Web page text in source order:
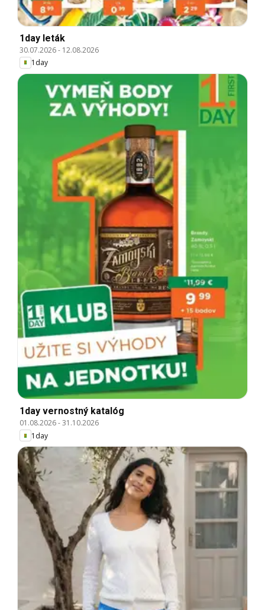
1day leták
30.07.2026- 12.08.2026
1day
1day vernostný katalóg
01.08.2026-31.10.2026
1day